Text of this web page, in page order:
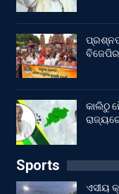
ବିଜେପିର
କାଲିଠୁ
Sports
ଏସୀୟ